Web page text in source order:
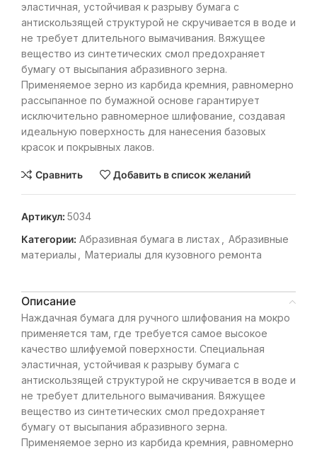
эластичная, устойчивая к разрыву бумага с
антискользящей структурой не скручивается в воде и
не требует длительного вымачивания. Вяжущее
вещество из синтетических смол предохраняет
бумагу от высыпания абразивного зерна.
Применяемое зерно из карбида кремния, равномерно
рассыпанное по бумажной основе гарантирует
исключительно равномерное шлифование, создавая
идеальную поверхность для нанесения базовых
красок и покрывных лаков.
Сравнить Добавить в список желаний
Артикул: 5034
Категории: Абразивная бумага в листах
Абразивные
материалы
Материалы для кузовного ремонта
Описание
Наждачная бумага для ручного шлифования на мокро
применяется там, где требуется самое высокое
качество шлифуемой поверхности. Специальная
эластичная, устойчивая к разрыву бумага с
антискользящей структурой не скручивается в воде и
не требует длительного вымачивания. Вяжущее
вещество из синтетических смол предохраняет
бумагу от высыпания абразивного зерна.
Применяемое зерно из карбида кремния, равномерно